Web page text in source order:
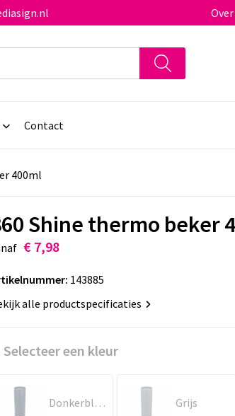
Contact
400ml
Shine thermo beker
€ 7,98
143885
alle productspecificaties
Selecteer een kleur
Donkerblauw Grijs